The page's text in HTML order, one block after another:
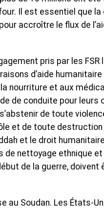
Il est essentiel que
accroître le flux de
pris par les
d’aide
nourriture et aux
de conduite pour
de toute
et de toute
et le droit
de nettoyage ethnique
de la guerre,
au Soudan. Les États-